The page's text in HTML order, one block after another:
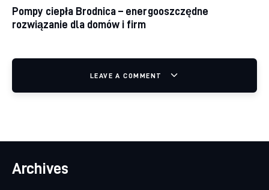
Pompy ciepła Brodnica – energooszczędne
rozwiązanie dla domów i firm
LEAVE A COMMENT
Archives